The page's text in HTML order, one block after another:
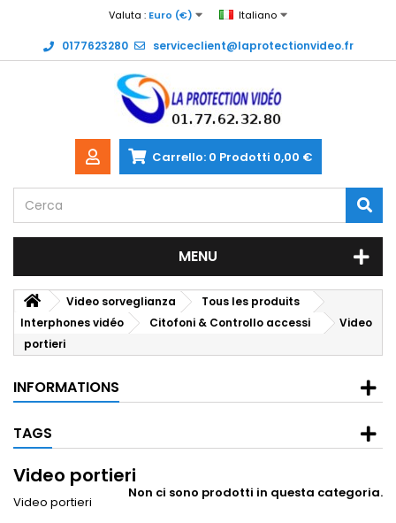
Valuta : Euro (€) Italiano
0177623280 serviceclient@laprotectionvideo.fr
Carrello: 0 Prodotti 0,00 €
MENU
Video sorveglianza
Tous les produits
Interphones vidéo
Citofoni & Controllo accessi
Video
portieri
INFORMATIONS
TAGS
Video portieri
Non ci sono prodotti in questa categoria.
Video portieri